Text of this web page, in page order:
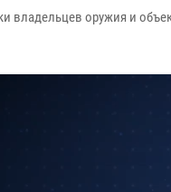
владельцев оружия и